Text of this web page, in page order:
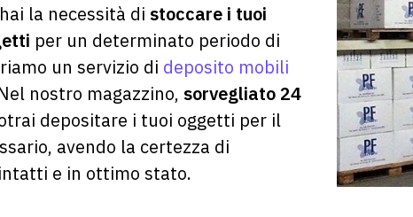
la necessità di stoccare i tuoi
per un determinato periodo di
un servizio di deposito mobili
nostro magazzino, sorvegliato 24
depositare i tuoi oggetti per il
avendo la certezza di
e in ottimo stato.